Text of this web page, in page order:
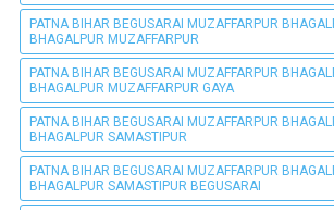
PATNA BIHAR BEGUSARAI MUZAFFARPUR
BHAGALPUR MUZAFFARPUR
PATNA BIHAR BEGUSARAI MUZAFFARPUR
BHAGALPUR MUZAFFARPUR GAYA
PATNA BIHAR BEGUSARAI MUZAFFARPUR
BHAGALPUR SAMASTIPUR
PATNA BIHAR BEGUSARAI MUZAFFARPUR
BHAGALPUR SAMASTIPUR BEGUSARAI